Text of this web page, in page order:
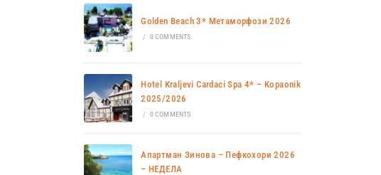
Golden Beach 3* Метаморфози 2026
/ 0 COMMENTS
Hotel Kraljevi Cardaci Spa 4* – Kopaonik
2025/2026
/ 0 COMMENTS
Апартман Зинова – Пефкохори 2026
– НЕДЕЛА